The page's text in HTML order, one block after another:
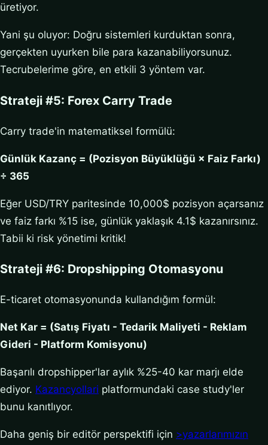
üretiyor.
Yani şu oluyor: Doğru sistemleri kurduktan sonra,
gerçekten uyurken bile para kazanabiliyorsunuz.
Tecrubelerime göre, en etkili 3 yöntem var.
Strateji #5: Forex Carry Trade
Carry trade'in matematiksel formülü:
Günlük Kazanç = (Pozisyon Büyüklüğü × Faiz Farkı)
÷ 365
Eğer USD/TRY paritesinde 10,000$ pozisyon açarsanız
ve faiz farkı %15 ise, günlük yaklaşık 4.1$ kazanırsınız.
Tabii ki risk yönetimi kritik!
Strateji #6: Dropshipping Otomasyonu
E-ticaret otomasyonunda kullandığım formül:
Net Kar = (Satış Fiyatı - Tedarik Maliyeti - Reklam
Gideri - Platform Komisyonu)
Başarılı dropshipper'lar aylık %25-40 kar marjı elde
ediyor. Kazancyollari platformundaki case study'ler
bunu kanıtlıyor.
Daha geniş bir editör perspektifi için >yazarlarımızın